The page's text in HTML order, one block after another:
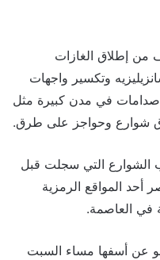
من إطلاق الغازات
وتكسير واجهات
في مدن كبيرة مثل
شوارع وحواجز على طرق.
التي سجلت قبل
أحد المواقع الرمزية
في العاصمة.
عن أسفها مساء السبت